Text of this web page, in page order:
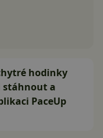
hodinky
stáhnout a
PaceUp